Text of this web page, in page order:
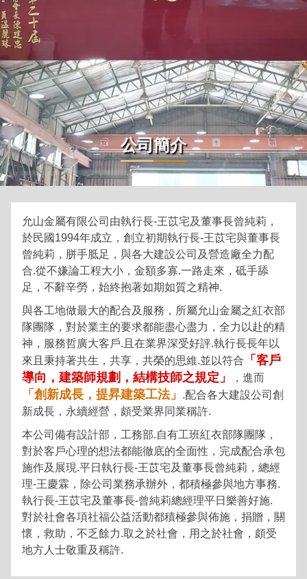
公司簡介
允山金屬有限公司由執行長-王苡宅及董事長曾純莉，
於民國1994年成立，創立初期執行長-王苡宅與董事長
曾純莉，胼手胝足，與各大建設公司及營造廠全力配
合.從不嫌論工程大小，金額多寡.一路走來，砥手舔
足，不辭辛勞，始終抱著如期如質之精神.
與各工地做最大的配合及服務，所屬允山金屬之紅衣部
隊團隊，對於業主的要求都能盡心盡力，全力以赴的精
神，服務哲廣大客戶.且在業界深受好評.執行長長年以
來且秉持著共生，共享，共榮的思維.並以符合
「客戶
導向，建築師規劃，結構技師之規定」
，進而
「創新成長，提昇建築工法」
.配合各大建設公司創
新成長，永續經營，頗受業界同業稱許.
本公司備有設計部，工務部.自有工班紅衣部隊團隊，
對於客戶心理的想法都能徹底的全面性，完成配合承包
施作及展現.平日執行長-王苡宅及董事長曾純莉，總經
理-王慶霖，除公司業務承辦外，都積極參與地方事務.
執行長-王苡宅及董事長-曾純莉總經理平日樂善好施.
對於社會各項社福公益活動都積極參與佈施，捐贈，關
懷，救助，不乏餘力.取之於社會，用之於社會，頗受
地方人士敬重及稱許.